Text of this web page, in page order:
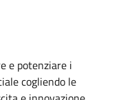
e potenziare i
cogliendo le